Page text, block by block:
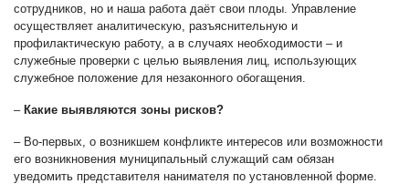
сотрудников, но и наша работа даёт свои плоды. Управление
осуществляет аналитическую, разъяснительную и
профилактическую работу, а в случаях необходимости – и
служебные проверки с целью выявления лиц, использующих
служебное положение для незаконного обогащения.
–Какие выявляются зоны рисков?
– Во-первых, о возникшем конфликте интересов или возможности
его возникновения муниципальный служащий сам обязан
уведомить представителя нанимателя по установленной форме.